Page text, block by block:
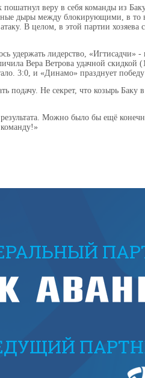
веру в себя команды из
дыры между блокирующими, в то
В целом, в этой партии
удержать лидерство,
Вера Ветрова удачной
3:0, и «Динамо» празднует
подачу. Не секрет, что козырь
Можно было бы ещё